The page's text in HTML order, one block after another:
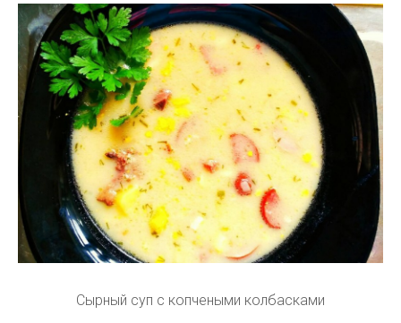
Сырный суп с копчеными колбасками